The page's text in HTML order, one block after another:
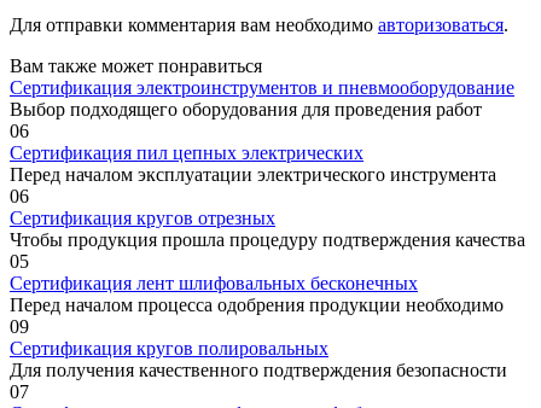
Для отправки комментария вам необходимо авторизоваться.
Вам также может понравиться
Сертификация электроинструментов и пневмооборудование
Выбор подходящего оборудования для проведения работ
06
Сертификация пил цепных электрических
Перед началом эксплуатации электрического инструмента
06
Сертификация кругов отрезных
Чтобы продукция прошла процедуру подтверждения качества
05
Сертификация лент шлифовальных бесконечных
Перед началом процесса одобрения продукции необходимо
09
Сертификация кругов полировальных
Для получения качественного подтверждения безопасности
07